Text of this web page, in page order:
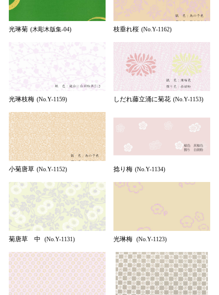
光琳菊 (木彫木版集-04) 枝垂れ桜 (No.Y-1162)
光琳枝梅 (No.Y-1159) しだれ藤立涌に菊花 (No.Y-1153)
小菊唐草 (No.Y-1152) 捻り梅 (No.Y-1134)
菊唐草 中 (No.Y-1131) 光琳梅 (No.Y-1123)